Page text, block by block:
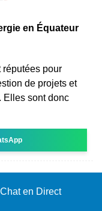
en Équateur
réputées pour
de projets et
Elles sont donc
Chat en Direct